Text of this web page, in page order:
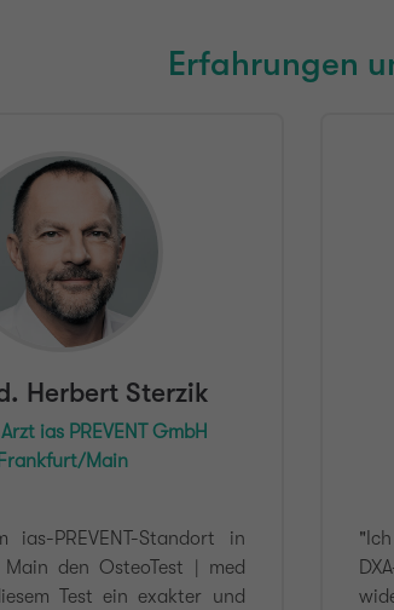
Erfahrungen
Herbert Sterzik
ias PREVENT GmbH
Frankfurt/Main
ias-PREVENT-Standort in
den OsteoTest | med
Test ein exakter und